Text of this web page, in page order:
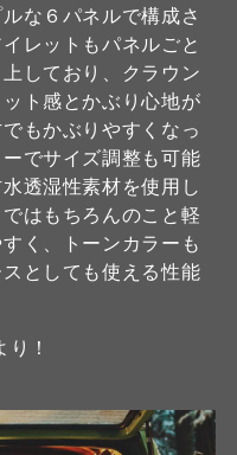
な６パネルで構成さ
レットもパネルごと
しており、クラウン
ト感とかぶり心地が
もかぶりやすくなっ
でサイズ調整も可能
透湿性素材を使用し
はもちろんのこと軽
く、トーンカラーも
としても使える性能
り！